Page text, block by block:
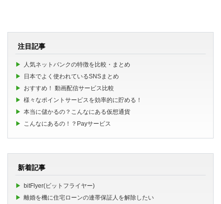
注目記事
人気ネットバンクの特徴を比較・まとめ
日本でよく使われているSNSまとめ
おすすめ！ 動画配信サービス比較
様々なポイントサービスを効率的に貯める！
本当に儲かるの？こんなにある仮想通貨
こんなにあるの！？Payサービス
新着記事
bitFlyer(ビットフライヤー)
離婚を機に住宅ローンの連帯保証人を解除したい